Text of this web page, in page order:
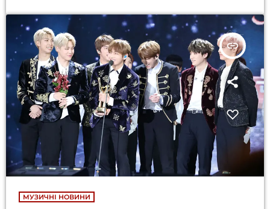
insert_link
МУЗИЧНІ НОВИНИ